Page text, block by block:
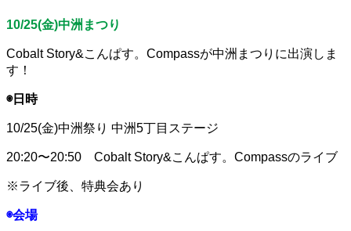
10/25(金)中洲まつり
Cobalt Story&こんぱす。Compassが中洲まつりに出演しま
す！
◉日時
10/25(金)中洲祭り 中洲5丁目ステージ
20:20〜20:50 Cobalt Story&こんぱす。Compassのライブ
※ライブ後、特典会あり
◉会場